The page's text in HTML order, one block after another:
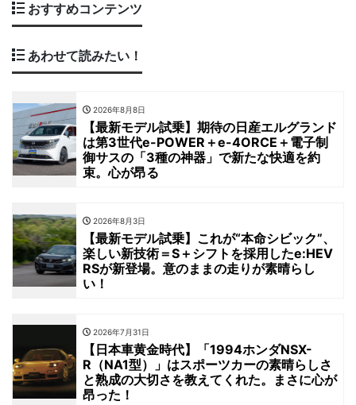
おすすめコンテンツ
あわせて読みたい！
2026年8月8日
【最新モデル試乗】期待の日産エルグランド
は第3世代e-POWER＋e-4ORCE＋電子制
御サスの「3種の神器」で新たな快適を約
束。心が昂る
2026年8月3日
【最新モデル試乗】これが“本命シビック”、
楽しい新技術＝S＋シフトを採用したe:HEV
RSが新登場。意のままの走りが素晴らし
い！
2026年7月31日
【日本車黄金時代】「1994ホンダNSX-
R（NA1型）」はスポーツカーの素晴らしさ
と熟成の大切さを教えてくれた。まさに心が
昂った！